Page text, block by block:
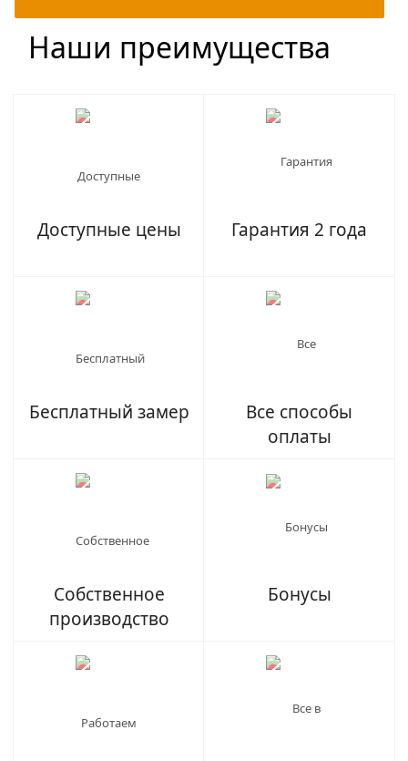
Наши преимущества
Доступные цены Гарантия 2 года
Бесплатный замер
Все способы
оплаты
Собственное
производство
Бонусы